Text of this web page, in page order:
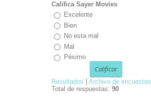
Califica Sayer Movies
Excelente
Bien
No esta mal
Mal
Pésimo
Resultados
Archivo de encuestas
Total de respuestas: 90